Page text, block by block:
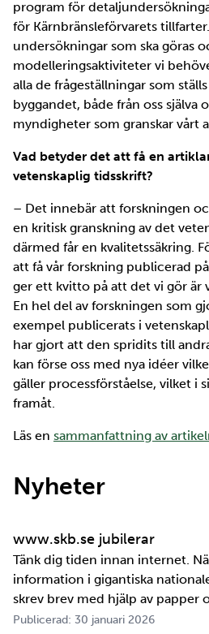
program för
för Kärnbränsleförvarets
undersökningar som ska göras
modelleringsaktiviteter vi
alla de frågeställningar som
byggandet, både från oss själva
myndigheter som granskar vårt
Vad betyder det att få en
vetenskaplig tidsskrift?
– Det innebär att forskningen
en kritisk granskning av det
därmed får en kvalitetssäkring.
att få vår forskning publicerad
ger ett kvitto på att det vi gör är
En hel del av forskningen som
exempel publicerats i
har gjort att den spridits till
kan förse oss med nya idéer
gäller processförståelse, vilket i
framåt.
Läs en sammanfattning av
Nyheter
www.skb.se jubilerar
Tänk dig tiden innan internet.
information i gigantiska
skrev brev med hjälp av papper
om ett meddelande skulle fram
Publicerad: 30 januari 2026